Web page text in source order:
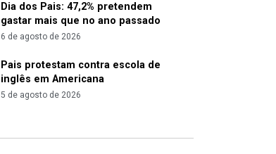
Dia dos Pais: 47,2% pretendem
gastar mais que no ano passado
6 de agosto de 2026
Pais protestam contra escola de
inglês em Americana
5 de agosto de 2026